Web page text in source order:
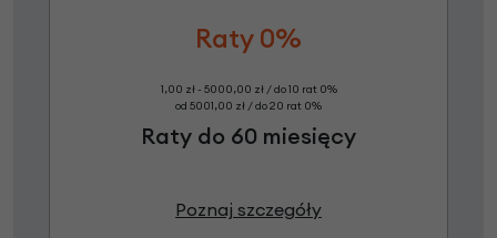
Raty 0%
1,00 zł - 5000,00 zł / do 10 rat 0%
od 5001,00 zł / do 20 rat 0%
Raty do 60 miesięcy
Poznaj szczegóły